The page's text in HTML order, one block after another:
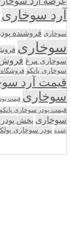
آرد سوخاری
سوخاری فروشنده
سوخاری
سوخاری مرغ فروش
سوخاری پانکو فروشگاه
قیمت آرد
سوخاری قیمت
قیمت پودر سوخاری پانکو
سوخاری پخش
عمده پودر سوخاری